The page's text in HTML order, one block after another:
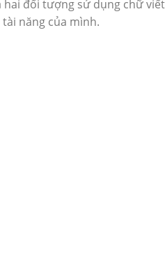
đối tượng sử dụng chữ
năng của mình.